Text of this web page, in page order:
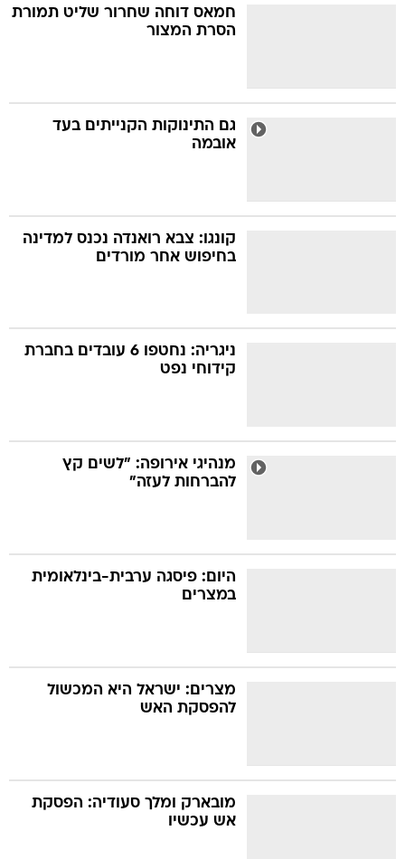
חמאס דוחה שחרור שליט תמורת
הסרת המצור
גם התינוקות הקנייתים בעד
אובמה
קונגו: צבא רואנדה נכנס למדינה
בחיפוש אחר מורדים
ניגריה: נחטפו 6 עובדים בחברת
קידוחי נפט
מנהיגי אירופה: "לשים קץ
להברחות לעזה"
היום: פיסגה ערבית-בינלאומית
במצרים
מצרים: ישראל היא המכשול
להפסקת האש
מובארק ומלך סעודיה: הפסקת
אש עכשיו